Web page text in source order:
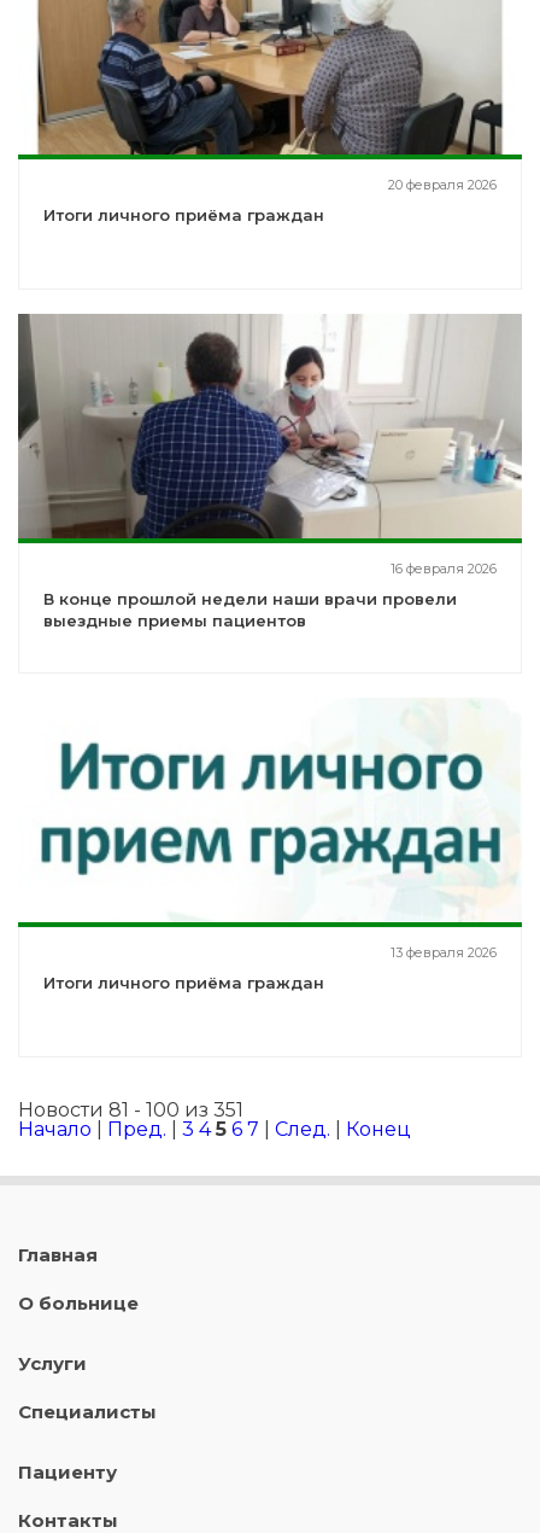
20 февраля 2026
Итоги личного приёма граждан
16 февраля 2026
В конце прошлой недели наши врачи провели
выездные приемы пациентов
13 февраля 2026
Итоги личного приёма граждан
Новости 81 - 100 из 351
Начало
Пред. 3 4 5 6 7 След. Конец
Главная
О больнице
Услуги
Специалисты
Пациенту
Контакты